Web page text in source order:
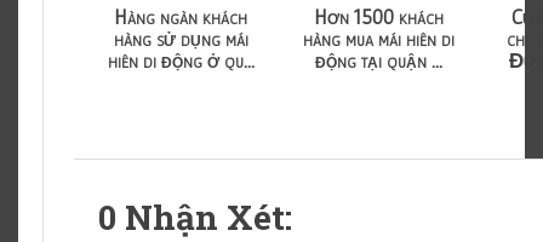
Hàng ngàn khách
hàng sử dụng mái
hiên di động ở qu...
Hơn 1500 khách
hàng mua mái hiên di
động tại quận ...
che
0 Nhận Xét: